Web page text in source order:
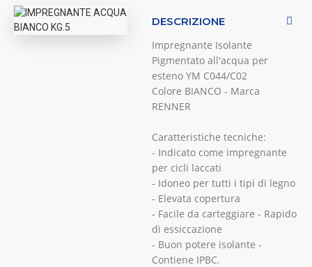
DESCRIZIONE
Impregnante Isolante
Pigmentato all'acqua per
esteno YM C044/C02
Colore BIANCO - Marca
RENNER
Caratteristiche tecniche:
- Indicato come impregnante
per cicli laccati
- Idoneo per tutti i tipi di legno
- Elevata copertura
- Facile da carteggiare - Rapido
di essiccazione
- Buon potere isolante -
Contiene IPBC.